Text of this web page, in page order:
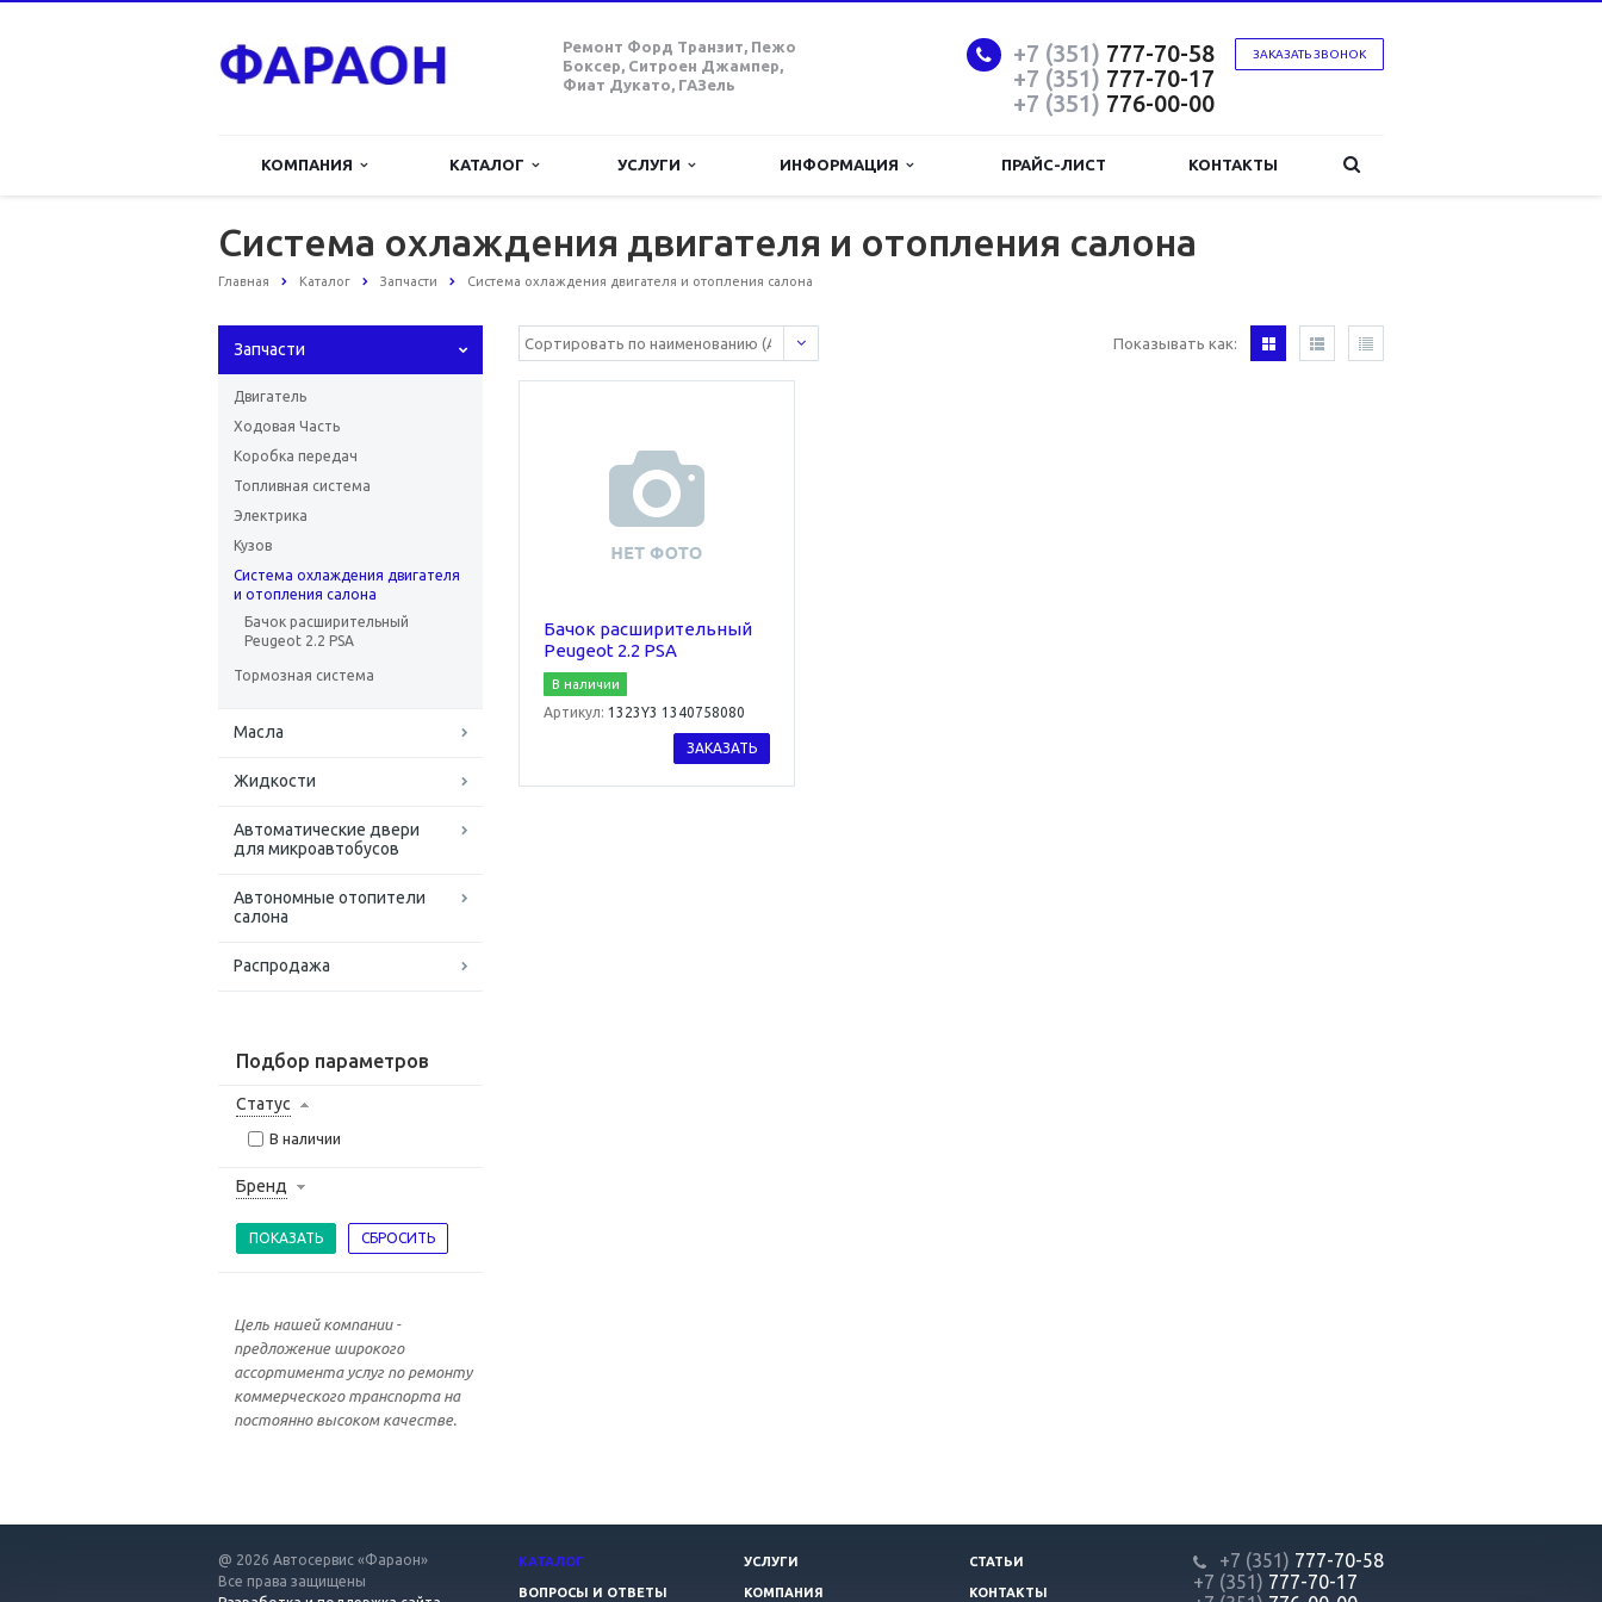
Ремонт Форд Транзит, Пежо
Боксер, Ситроен Джампер,
Фиат Дукато, ГАЗель
ЗАКАЗАТЬ ЗВОНОК
+7 (351) 777-70-58
+7 (351) 777-70-17
+7 (351) 776-00-00
КОМПАНИЯ КАТАЛОГ УСЛУГИ ИНФОРМАЦИЯ ПРАЙС-ЛИСТ КОНТАКТЫ
Система охлаждения двигателя и отопления салона
Главная Каталог Запчасти Система охлаждения двигателя и отопления салона
Запчасти
Двигатель
Ходовая Часть
Коробка передач
Топливная система
Электрика
Кузов
Система охлаждения двигателя
и отопления салона
Бачок расширительный
Peugeot 2.2 PSA
Тормозная система
Масла
Жидкости
Автоматические двери
для микроавтобусов
Автономные отопители
салона
Распродажа
Подбор параметров
Статус
В наличии
Бренд
Цель нашей компании -
предложение широкого
ассортимента услуг по ремонту
коммерческого транспорта на
постоянно высоком качестве.
Показывать как:
Бачок расширительный
Peugeot 2.2 PSA
В наличии
Артикул: 1323Y3 1340758080
ЗАКАЗАТЬ
@ 2026 Автосервис «Фараон»
Все права защищены
КАТАЛОГ УСЛУГИ СТАТЬИ
ВОПРОСЫ И ОТВЕТЫ КОМПАНИЯ КОНТАКТЫ
+7 (351) 777-70-58
+7 (351) 777-70-17